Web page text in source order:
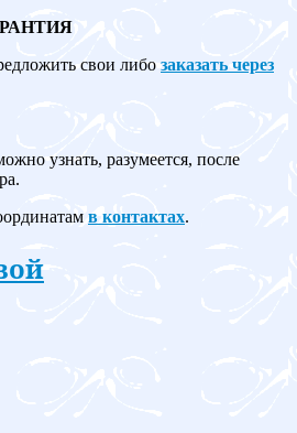
свои либо заказать через
узнать, разумеется, после
в контактах.